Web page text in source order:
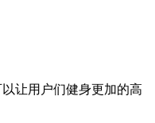
让用户们健身更加的高